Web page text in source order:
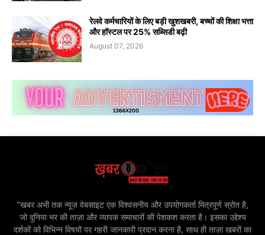
रेलवे कर्मचारियों के लिए बड़ी खुशखबरी, बच्चों की शिक्षा भत्ता
और हॉस्टल पर 25% सब्सिडी बढ़ी
August 07, 2026
"खबर अभी तक न्यूज़ वेबसाइट एक विश्वसनीय और उपयोगकर्ता मित्रपूर्ण स्रोत है,
जो दुनिया भर की ताज़ा और व्यापक समाचारों की पेशकश करता है। इसका उद्देश्य
दर्शकों को विभिन्न विषयों पर गहरी जानकारी प्रदान करना है, साथ ही ताज़ा खबरों का